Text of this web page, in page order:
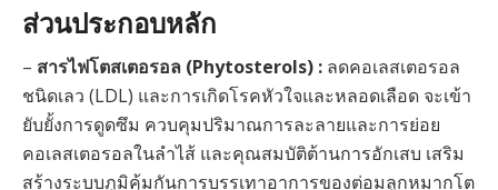
ส่วนประกอบหลัก
– สารไฟโตสเตอรอล (Phytosterols) : ลดคอเลสเตอรอล
ชนิดเลว (LDL) และการเกิดโรคหัวใจและหลอดเลือด จะเข้า
ยับยั้งการดูดซึม ควบคุมปริมาณการละลายและการย่อย
คอเลสเตอรอลในลำไส้ และคุณสมบัติต้านการอักเสบ เสริม
สร้างระบบภูมิคุ้มกันการบรรเทาอาการของต่อมลูกหมากโต